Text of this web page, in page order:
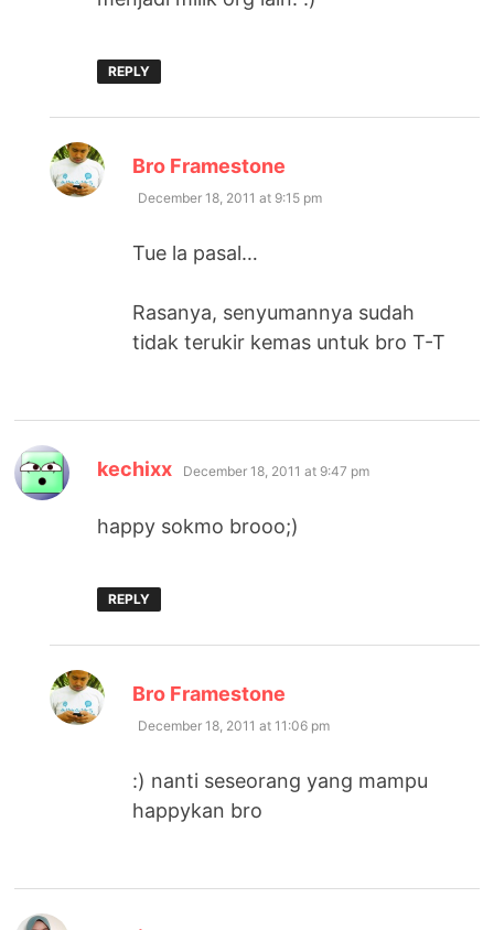
REPLY
Bro Framestone
December 18, 2011 at 9:15 pm
Tue la pasal…
Rasanya, senyumannya sudah
tidak terukir kemas untuk bro T-T
kechixx says:
December 18, 2011 at 9:47 pm
happy sokmo brooo;)
REPLY
Bro Framestone
December 18, 2011 at 11:06 pm
:) nanti seseorang yang mampu
happykan bro